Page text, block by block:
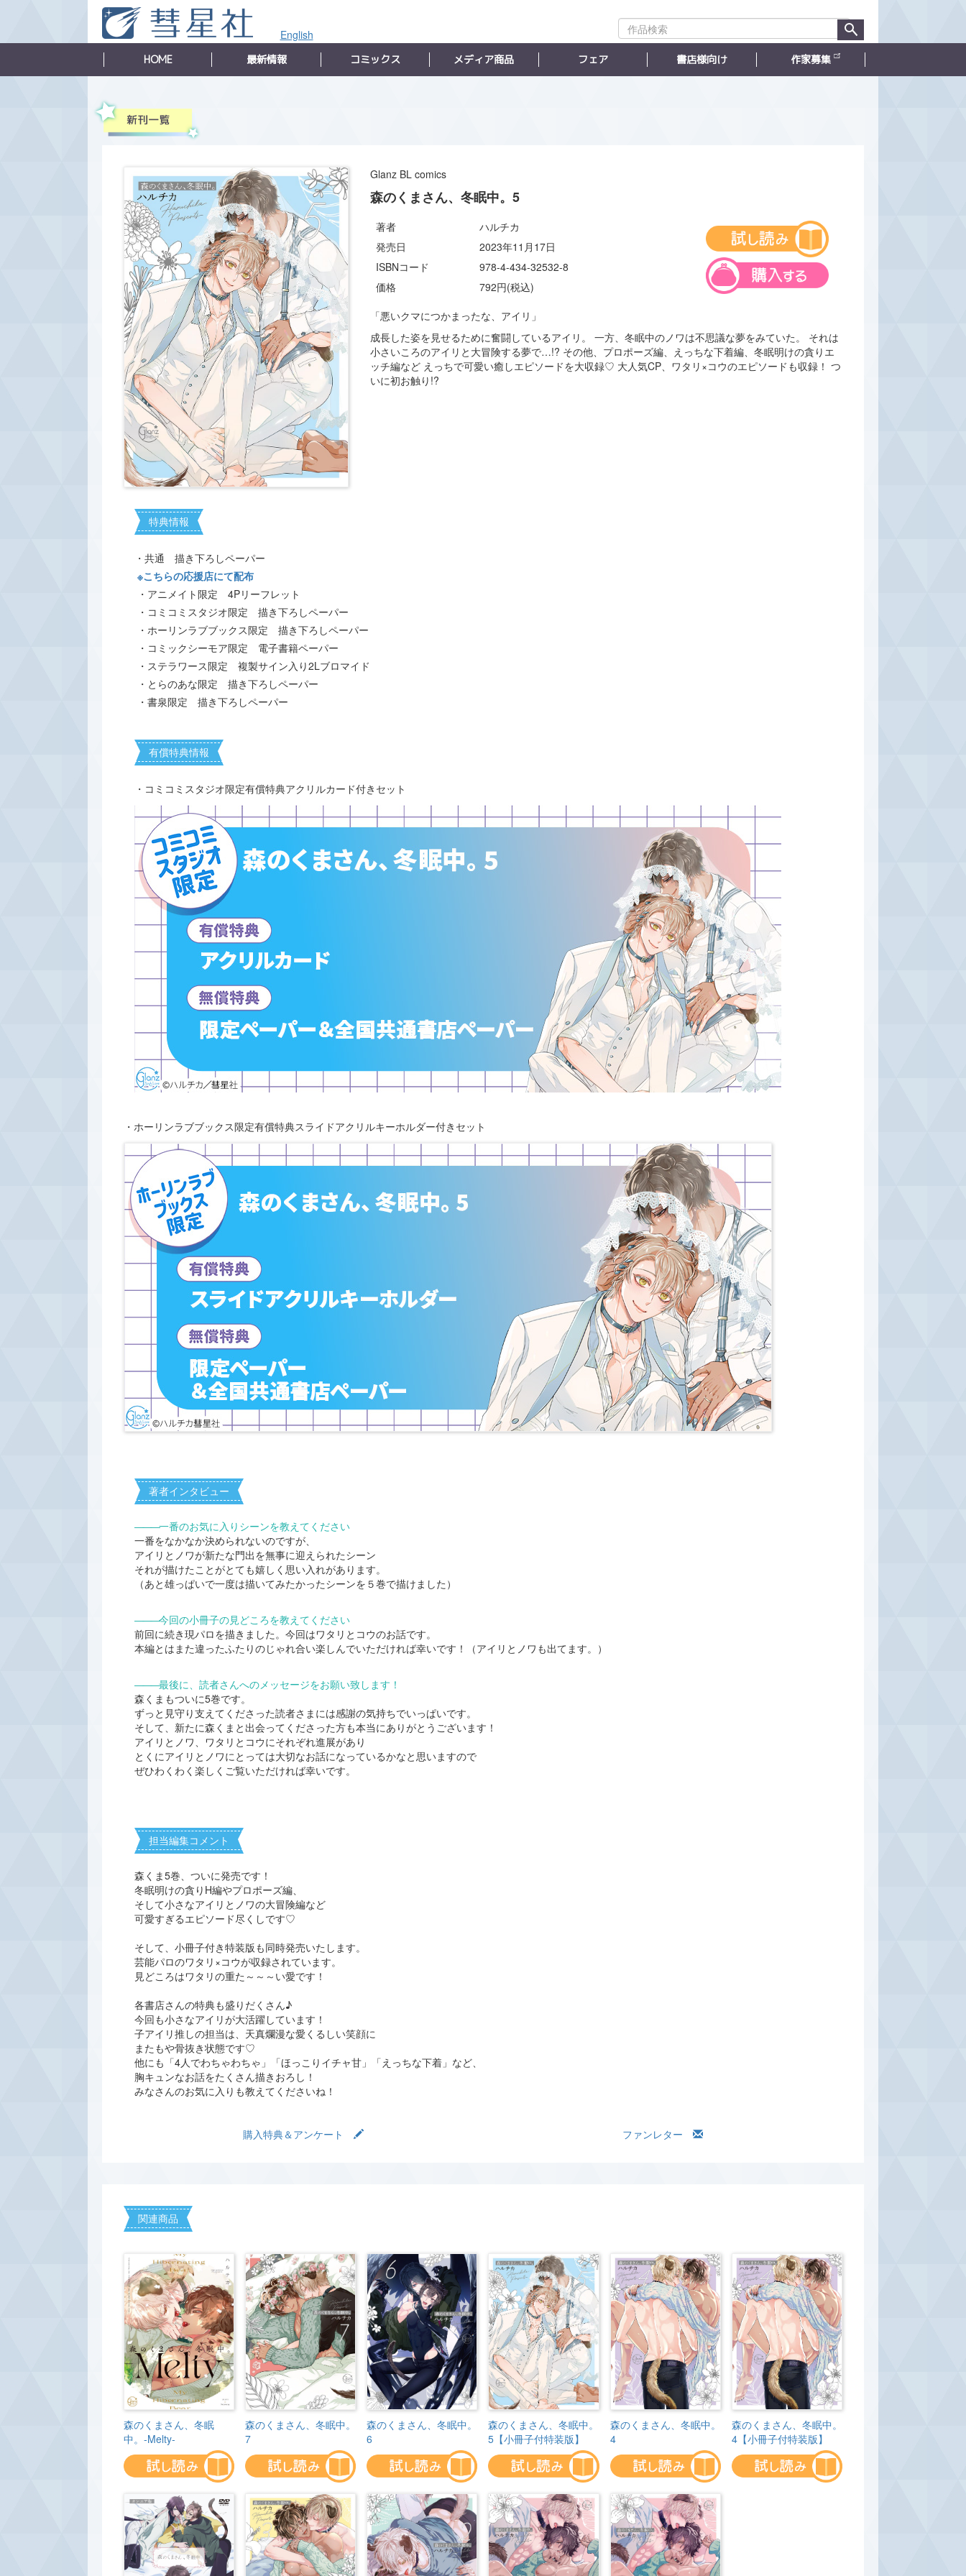
English
作
品
HOME 最新情報 コミックス メディア商品 フェア 書店様向け 作家募集
Glanz BL comics
森のくまさん、冬眠中。5
著者
ハルチカ
発売日
2023年11月17日
ISBNコード
978-4-434-32532-8
価格
792円(税込)
「悪いクマにつかまったな、アイリ」
成長した姿を見せるために奮闘しているアイリ。 一方、冬眠中のノワは不思議な夢をみていた。 それは
小さいころのアイリと大冒険する夢で…!? その他、プロポーズ編、えっちな下着編、冬眠明けの貪りエ
ッチ編など えっちで可愛い癒しエピソードを大収録♡ 大人気CP、ワタリ×コウのエピソードも収録！ つ
いに初お触り!?
特典情報
・共通 描き下ろしペーパー
※こちらの応援店にて配布
・アニメイト限定 4Pリーフレット
・コミコミスタジオ限定 描き下ろしペーパー
・ホーリンラブブックス限定 描き下ろしペーパー
・コミックシーモア限定 電子書籍ペーパー
・ステラワース限定 複製サイン入り2Lブロマイド
・とらのあな限定 描き下ろしペーパー
・書泉限定 描き下ろしペーパー
有償特典情報
・コミコミスタジオ限定有償特典アクリルカード付きセット
・ホーリンラブブックス限定有償特典スライドアクリルキーホルダー付きセット
著者インタビュー
―――一番のお気に入りシーンを教えてください
一番をなかなか決められないのですが、
アイリとノワが新たな門出を無事に迎えられたシーン
それが描けたことがとても嬉しく思い入れがあります。
（あと雄っぱいで一度は描いてみたかったシーンを５巻で描けました）
―――今回の小冊子の見どころを教えてください
前回に続き現パロを描きました。今回はワタリとコウのお話です。
本編とはまた違ったふたりのじゃれ合い楽しんでいただければ幸いです！（アイリとノワも出てます。）
―――最後に、読者さんへのメッセージをお願い致します！
森くまもついに5巻です。
ずっと見守り支えてくださった読者さまには感謝の気持ちでいっぱいです。
そして、新たに森くまと出会ってくださった方も本当にありがとうございます！
アイリとノワ、ワタリとコウにそれぞれ進展があり
とくにアイリとノワにとっては大切なお話になっているかなと思いますので
ぜひわくわく楽しくご覧いただければ幸いです。
担当編集コメント
森くま5巻、ついに発売です！
冬眠明けの貪りH編やプロポーズ編、
そして小さなアイリとノワの大冒険編など
可愛すぎるエピソード尽くしです♡
そして、小冊子付き特装版も同時発売いたします。
芸能パロのワタリ×コウが収録されています。
見どころはワタリの重た～～～い愛です！
各書店さんの特典も盛りだくさん♪
今回も小さなアイリが大活躍しています！
子アイリ推しの担当は、天真爛漫な愛くるしい笑顔に
またもや骨抜き状態です♡
他にも「4人でわちゃわちゃ」「ほっこりイチャ甘」「えっちな下着」など、
胸キュンなお話をたくさん描きおろし！
みなさんのお気に入りも教えてくださいね！
購入特典＆アンケート ファンレター
関連商品
森のくまさん、冬眠
中。-Melty-
森のくまさん、冬眠中。
7
森のくまさん、冬眠中。
6
森のくまさん、冬眠中。
5【小冊子付特装版】
森のくまさん、冬眠中。
4
森のくまさん、冬眠中。
4【小冊子付特装版】